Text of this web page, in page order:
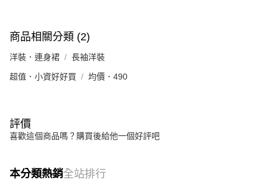
商品相關分類 (2)
洋裝．連身裙 長袖洋裝
超值．小資好好買 均價．490
評價
喜歡這個商品嗎？購買後給他一個好評吧
本分類熱銷全站排行